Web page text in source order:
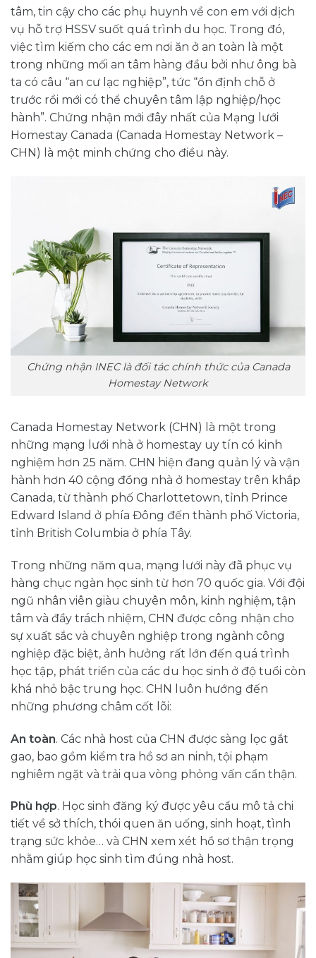
tâm, tin cậy cho các phụ huynh về con em với dịch
vụ hỗ trợ HSSV suốt quá trình du học. Trong đó,
việc tìm kiếm cho các em nơi ăn ở an toàn là một
trong những mối an tâm hàng đầu bởi như ông bà
ta có câu “an cư lạc nghiệp”, tức “ổn định chỗ ở
trước rồi mới có thể chuyên tâm lập nghiệp/học
hành”. Chứng nhận mới đây nhất của Mạng lưới
Homestay Canada (Canada Homestay Network –
CHN) là một minh chứng cho điều này.
Chứng nhận INEC là đối tác chính thức của Canada
Homestay Network
Canada Homestay Network (CHN) là một trong
những mạng lưới nhà ở homestay uy tín có kinh
nghiệm hơn 25 năm. CHN hiện đang quản lý và vận
hành hơn 40 cộng đồng nhà ở homestay trên khắp
Canada, từ thành phố Charlottetown, tỉnh Prince
Edward Island ở phía Đông đến thành phố Victoria,
tỉnh British Columbia ở phía Tây.
Trong những năm qua, mạng lưới này đã phục vụ
hàng chục ngàn học sinh từ hơn 70 quốc gia. Với đội
ngũ nhân viên giàu chuyên môn, kinh nghiệm, tận
tâm và đầy trách nhiệm, CHN được công nhận cho
sự xuất sắc và chuyên nghiệp trong ngành công
nghiệp đặc biệt, ảnh hưởng rất lớn đến quá trình
học tập, phát triển của các du học sinh ở độ tuổi còn
khá nhỏ bậc trung học. CHN luôn hướng đến
những phương châm cốt lõi:
An toàn. Các nhà host của CHN được sàng lọc gắt
gao, bao gồm kiểm tra hồ sơ an ninh, tội phạm
nghiêm ngặt và trải qua vòng phỏng vấn cẩn thận.
Phù hợp. Học sinh đăng ký được yêu cầu mô tả chi
tiết về sở thích, thói quen ăn uống, sinh hoạt, tình
trạng sức khỏe… và CHN xem xét hồ sơ thận trọng
nhằm giúp học sinh tìm đúng nhà host.